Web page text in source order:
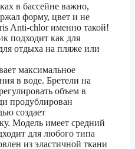
в бассейне важно,
форму, цвет и не
Anti-chlor именно такой!
подходит как для
отдыха на пляже или
максимальное
в воде. Бретели на
объем в
продублирован
создает
Модель имеет средний
для любого типа
из эластичной ткани